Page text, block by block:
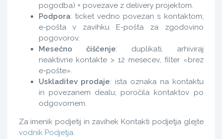
pogodba) + povezave z delivery projektom.
Podpora: ticket vedno povezan s kontaktom;
e-pošta v zavihku E-pošta za zgodovino
pogovorov.
Mesečno čiščenje: duplikati, arhiviraj
neaktivne kontakte > 12 mesecev, filter «brez
e-pošte».
Uskladitev prodaje: ista oznaka na kontaktu
in povezanem dealu; poročila kontaktov po
odgovornem.
Za imenik podjetij in zavihek Kontakti podjetja glejte
vodnik Podjetja